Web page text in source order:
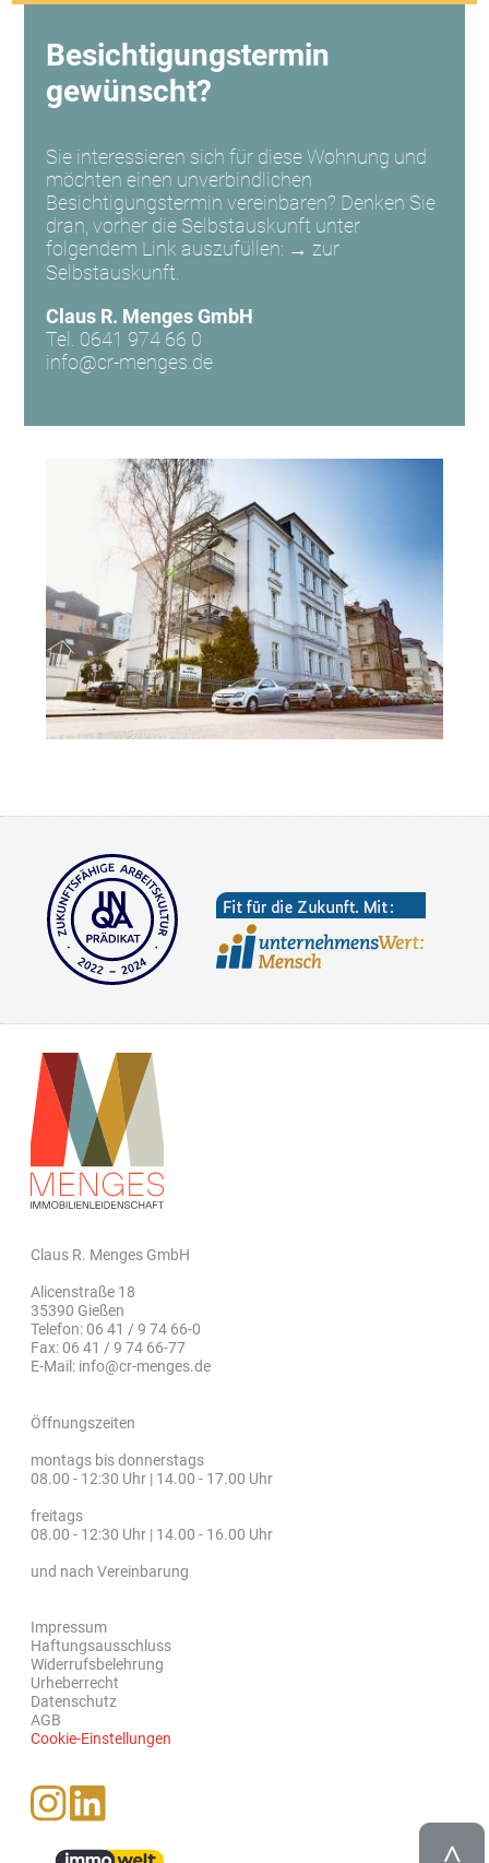
Besichtigungstermin
gewünscht?
Sie interessieren sich für diese Wohnung und
möchten einen unverbindlichen
Besichtigungstermin vereinbaren? Denken Sie
dran, vorher die Selbstauskunft unter
folgendem Link auszufüllen: → zur
Selbstauskunft.
Claus R. Menges GmbH
Tel. 0641 974 66 0
info@cr-menges.de
Claus R. Menges GmbH
Alicenstraße 18
35390 Gießen
Telefon: 06 41 / 9 74 66-0
Fax: 06 41 / 9 74 66-77
E-Mail: info@cr-menges.de
Öffnungszeiten
montags bis donnerstags
08.00 - 12:30 Uhr | 14.00 - 17.00 Uhr
freitags
08.00 - 12:30 Uhr | 14.00 - 16.00 Uhr
und nach Vereinbarung
Impressum
Haftungsausschluss
Widerrufsbelehrung
Urheberrecht
Datenschutz
AGB
Cookie-Einstellungen